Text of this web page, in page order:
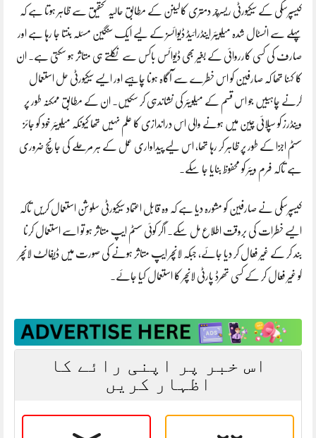
کیسپرسکی کے سیکیورٹی ریسرچر دمتری کالینن کے مطابق حالیہ تحقیق سے ظاہر ہوتا ہے کہ
پہلے سے انسٹال شدہ میلویئر اینڈرائیڈ ڈیوائسز کے لیے ایک سنگین مسئلہ بنتا جا رہا ہے اور
صارف کی کسی کارروائی کے بغیر بھی ڈیوائس باکس سے نکلتے ہی متاثر ہو سکتی ہے۔ ان
کا کہنا تھا کہ صارفین کو اس خطرے سے آگاہ ہونا چاہیے اور ایسے سیکیورٹی حل استعمال
کرنے چاہییں جو اس قسم کے میلویئر کی نشاندہی کر سکیں۔ ان کے مطابق ممکنہ طور پر
وینڈرز کو سپلائی چین میں ہونے والی اس دراندازی کا علم نہیں تھا کیونکہ میلویئر خود کو جائز
سسٹم اجزا کے طور پر ظاہر کر رہا تھا، اس لیے پیداواری عمل کے ہر مرحلے کی جانچ ضروری
ہے تاکہ فرم ویئر کو محفوظ بنایا جا سکے۔
کیسپرسکی نے صارفین کو مشورہ دیا ہے کہ وہ قابل اعتماد سیکیورٹی سلوشن استعمال کریں تاکہ
ایسے خطرات کی بروقت اطلاع مل سکے۔ اگر کوئی سسٹم ایپ متاثر ہو تو اسے استعمال کرنا
بند کر کے غیر فعال کر دیا جائے، جبکہ لانچر ایپ متاثر ہونے کی صورت میں ڈیفالٹ لانچر
کو غیر فعال کر کے کسی تھرڈ پارٹی لانچر کا استعمال کیا جائے۔
اس خبر پر اپنی رائے کا
اظہار کریں